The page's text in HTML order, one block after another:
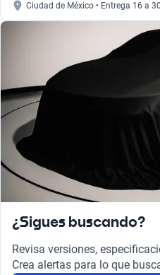
Ciudad de México • Entrega 16 a
¿Sigues buscando?
Revisa versiones,
Crea alertas para lo que